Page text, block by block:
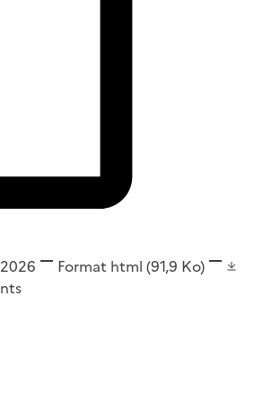
Format html (91,9 Ko)